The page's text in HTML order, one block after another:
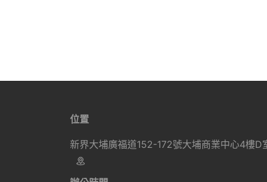
位置
新界大埔廣福道152-172號大埔商業中心4樓D